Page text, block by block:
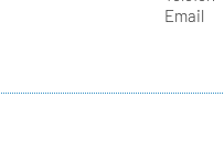
Email